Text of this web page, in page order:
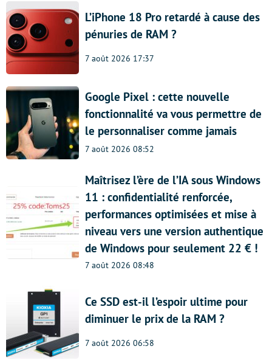
L’iPhone 18 Pro retardé à cause des
pénuries de RAM ?
7 août 2026 17:37
Google Pixel : cette nouvelle
fonctionnalité va vous permettre de
le personnaliser comme jamais
7 août 2026 08:52
Maîtrisez l’ère de l’IA sous Windows
11 : confidentialité renforcée,
performances optimisées et mise à
niveau vers une version authentique
de Windows pour seulement 22 € !
7 août 2026 08:48
Ce SSD est-il l’espoir ultime pour
diminuer le prix de la RAM ?
7 août 2026 06:58